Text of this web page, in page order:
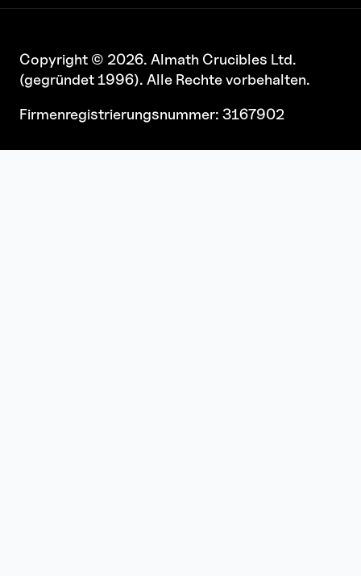
Copyright © 2026. Almath Crucibles Ltd.
(gegründet 1996). Alle Rechte vorbehalten.
Firmenregistrierungsnummer: 3167902